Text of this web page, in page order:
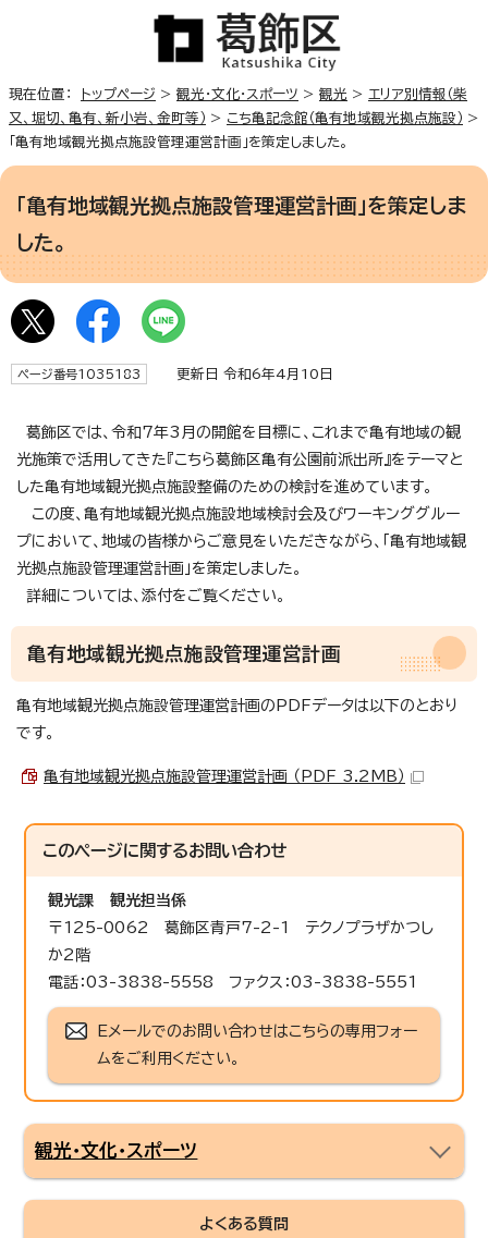
現在位置： トップページ > 観光・文化・スポーツ > 観光 > エリア別情報（柴
又、堀切、亀有、新小岩、金町等） > こち亀記念館（亀有地域観光拠点施設） >
「亀有地域観光拠点施設管理運営計画」を策定しました。
「亀有地域観光拠点施設管理運営計画」を策定しま
した。
ページ番号1035183 更新日 令和6年4月10日
葛飾区では、令和7年3月の開館を目標に、これまで亀有地域の観
光施策で活用してきた『こちら葛飾区亀有公園前派出所』をテーマと
した亀有地域観光拠点施設整備のための検討を進めています。
この度、亀有地域観光拠点施設地域検討会及びワーキンググルー
プにおいて、地域の皆様からご意見をいただきながら、「亀有地域観
光拠点施設管理運営計画」を策定しました。
詳細については、添付をご覧ください。
亀有地域観光拠点施設管理運営計画
亀有地域観光拠点施設管理運営計画のPDFデータは以下のとおり
です。
亀有地域観光拠点施設管理運営計画 （PDF 3.2MB）
このページに関するお問い合わせ
観光課
観光担当係
〒125-0062 葛飾区青戸7-2-1 テクノプラザかつし
か2階
電話：03-3838-5558 ファクス：03-3838-5551
Eメールでのお問い合わせはこちらの専用フォー
ムをご利用ください。
観光・文化・スポーツ
よくある質問